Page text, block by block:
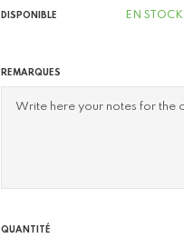
DISPONIBLE EN STOCK
REMARQUES
QUANTITÉ